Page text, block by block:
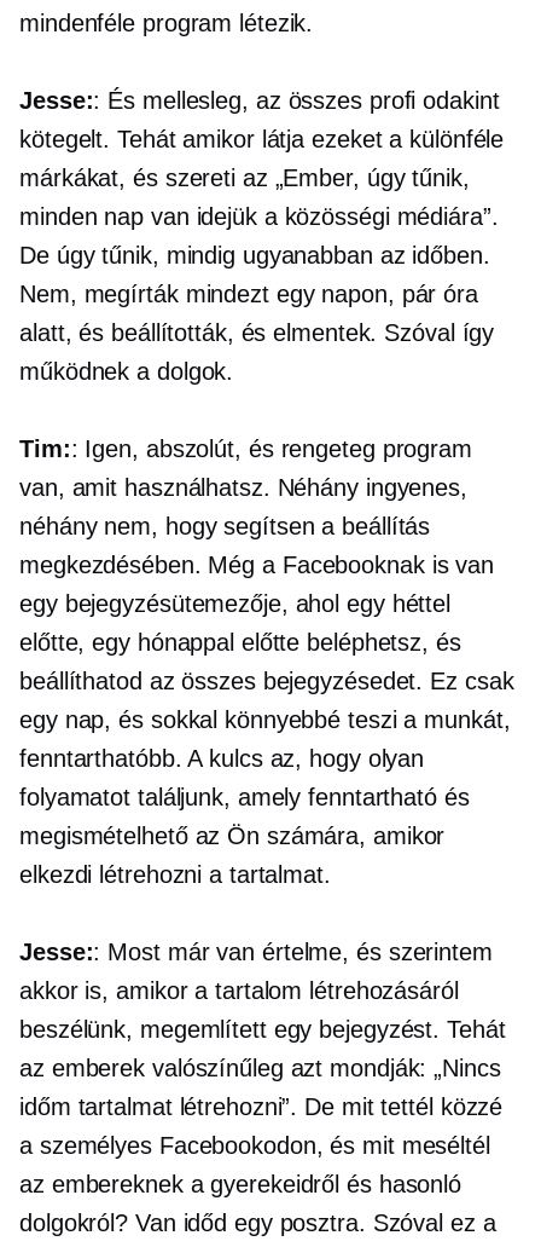
mindenféle program létezik.
Jesse:: És mellesleg, az összes profi odakint
kötegelt. Tehát amikor látja ezeket a különféle
márkákat, és szereti az „Ember, úgy tűnik,
minden nap van idejük a közösségi médiára”.
De úgy tűnik, mindig ugyanabban az időben.
Nem, megírták mindezt egy napon, pár óra
alatt, és beállították, és elmentek. Szóval így
működnek a dolgok.
Tim:: Igen, abszolút, és rengeteg program
van, amit használhatsz. Néhány ingyenes,
néhány nem, hogy segítsen a beállítás
megkezdésében. Még a Facebooknak is van
egy bejegyzésütemezője, ahol egy héttel
előtte, egy hónappal előtte beléphetsz, és
beállíthatod az összes bejegyzésedet. Ez csak
egy nap, és sokkal könnyebbé teszi a munkát,
fenntarthatóbb. A kulcs az, hogy olyan
folyamatot találjunk, amely fenntartható és
megismételhető az Ön számára, amikor
elkezdi létrehozni a tartalmat.
Jesse:: Most már van értelme, és szerintem
akkor is, amikor a tartalom létrehozásáról
beszélünk, megemlített egy bejegyzést. Tehát
az emberek valószínűleg azt mondják: „Nincs
időm tartalmat létrehozni”. De mit tettél közzé
a személyes Facebookodon, és mit meséltél
az embereknek a gyerekeidről és hasonló
dolgokról? Van időd egy posztra. Szóval ez a